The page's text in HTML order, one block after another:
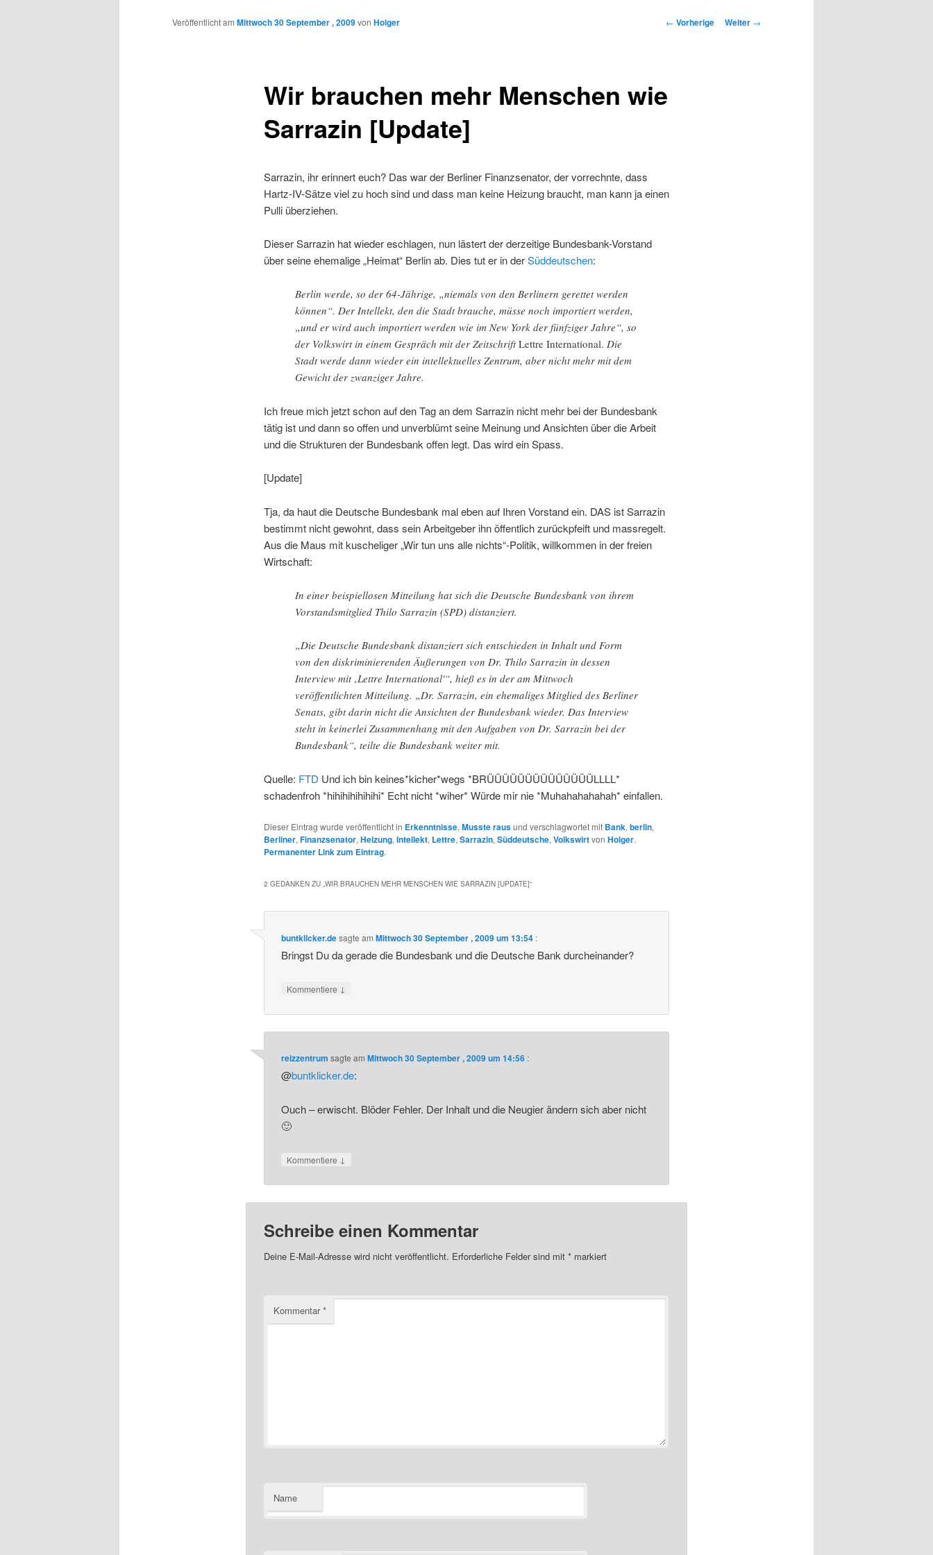
Inhalt
Beitrags-
← Vorherige Weiter →
Wir brauchen mehr Menschen wie
Sarrazin [Update]
Veröffentlicht am Mittwoch 30 September , 2009von Holger
Sarrazin, ihr erinnert euch? Das war der Berliner Finanzsenator, der vorrechnte, dass
Hartz-IV-Sätze viel zu hoch sind und dass man keine Heizung braucht, man kann ja einen
Pulli überziehen.
Dieser Sarrazin hat wieder eschlagen, nun lästert der derzeitige Bundesbank-Vorstand
über seine ehemalige „Heimat“ Berlin ab. Dies tut er in derSüddeutschen:
Berlin werde, so der 64-Jährige, „niemals von den Berlinern gerettet werden
können“. Der Intellekt, den die Stadt brauche, müsse noch importiert werden,
„und er wird auch importiert werden wie im New York der fünfziger Jahre“, so
der Volkswirt in einem Gespräch mit der ZeitschriftLettre International. Die
Stadt werde dann wieder ein intellektuelles Zentrum, aber nicht mehr mit dem
Gewicht der zwanziger Jahre.
Ich freue mich jetzt schon auf den Tag an dem Sarrazin nicht mehr bei der Bundesbank
tätig ist und dann so offen und unverblümt seine Meinung und Ansichten über die Arbeit
und die Strukturen der Bundesbank offen legt. Das wird ein Spass.
[Update]
Tja, da haut die Deutsche Bundesbank mal eben auf Ihren Vorstand ein. DAS ist Sarrazin
bestimmt nicht gewohnt, dass sein Arbeitgeber ihn öffentlich zurückpfeift und massregelt.
Aus die Maus mit kuscheliger „Wir tun uns alle nichts“-Politik, willkommen in der freien
Wirtschaft:
In einer beispiellosen Mitteilung hat sich die Deutsche Bundesbank von ihrem
Vorstandsmitglied Thilo Sarrazin (SPD) distanziert.
„Die Deutsche Bundesbank distanziert sich entschieden in Inhalt und Form
von den diskriminierenden Äußerungen von Dr. Thilo Sarrazin in dessen
Interview mit ‚Lettre International'“, hieß es in der am Mittwoch
veröffentlichten Mitteilung. „Dr. Sarrazin, ein ehemaliges Mitglied des Berliner
Senats, gibt darin nicht die Ansichten der Bundesbank wieder. Das Interview
steht in keinerlei Zusammenhang mit den Aufgaben von Dr. Sarrazin bei der
Bundesbank“, teilte die Bundesbank weiter mit.
Quelle: FTD Und ich bin keines*kicher*wegs *BRÜÜÜÜÜÜÜÜÜÜÜÜÜÜLLLL*
schadenfroh *hihihihihihihi* Echt nicht *wiher* Würde mir nie *Muhahahahahah* einfallen.
Dieser Eintrag wurde veröffentlicht in Erkenntnisse, Musste rausund verschlagwortet mit Bank, berlin,
Berliner, Finanzsenator, Heizung, Intellekt, Lettre, Sarrazin, Süddeutsche, Volkswirtvon Holger.
Permanenter Link zum Eintrag.
2 GEDANKEN ZU „WIR BRAUCHEN MEHR MENSCHEN WIE SARRAZIN [UPDATE]“
buntklicker.desagte amMittwoch 30 September , 2009 um 13:54 :
Bringst Du da gerade die Bundesbank und die Deutsche Bank durcheinander?
Kommentiere ↓
reizzentrum sagte amMittwoch 30 September , 2009 um 14:56 :
@buntklicker.de:
Ouch – erwischt. Blöder Fehler. Der Inhalt und die Neugier ändern sich aber nicht
🙂
Kommentiere ↓
Schreibe einen Kommentar
Deine E-Mail-Adresse wird nicht veröffentlicht. Erforderliche Felder sind mit *markiert
Kommentar*
Name